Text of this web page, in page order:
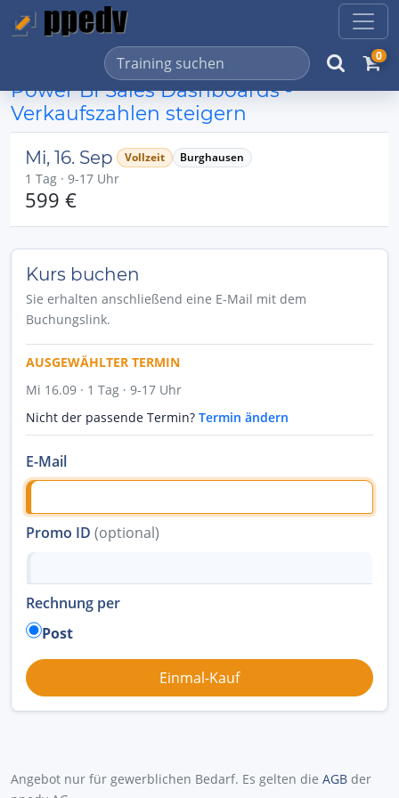
0
Power BI Sales Dashboards -
Verkaufszahlen steigern
Mi, 16. Sep Vollzeit Burghausen
1 Tag · 9-17 Uhr
599 €
Kurs buchen
Sie erhalten anschließend eine E-Mail mit dem
Buchungslink.
AUSGEWÄHLTER TERMIN
Mi 16.09 · 1 Tag · 9-17 Uhr
Nicht der passende Termin? Termin ändern
E-Mail
Promo ID (optional)
Rechnung per
Post
Angebot nur für gewerblichen Bedarf. Es gelten die AGB der